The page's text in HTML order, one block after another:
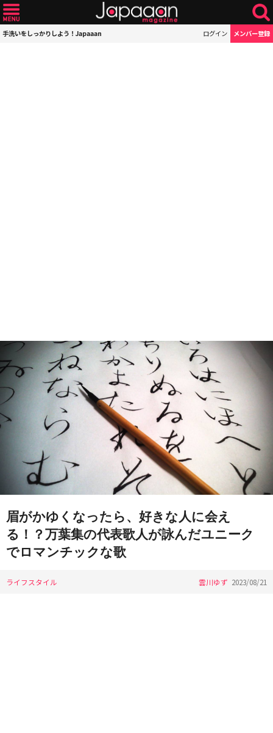
手洗いをしっかりしよう！Japaaan ログイン メンバー登録
眉がかゆくなったら、好きな人に会え
る！？万葉集の代表歌人が詠んだユニーク
でロマンチックな歌
ライフスタイル 雲川ゆず 2023/08/21